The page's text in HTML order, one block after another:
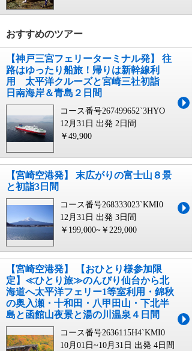
おすすめのツアー
【神戸三宮フェリーターミナル発】 往
路はゆったり船旅！帰りは新幹線利
用 太平洋クルーズと宮崎三社初詣
日南海岸＆青島２日間
コース番号267499652`3HYO
12月31日 出発 2日間
￥49,900
【宮崎空港発】 末広がりの富士山８景
と初詣3日間
コース番号268333023`KMI0
12月31日 出発 3日間
￥199,000~￥229,000
【宮崎空港発】 【おひとり様参加限
定】≪ひとり旅≫のんびり仙台から北
海道へ太平洋フェリー1等室利用・錦秋
の奥入瀬・十和田・八甲田山・下北半
島と函館山夜景と湯の川温泉４日間
コース番号2636115H4`KMI0
10月01日~10月31日 出発 4日間